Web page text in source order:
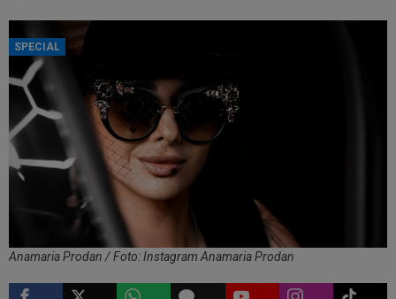
SPECIAL
Anamaria Prodan / Foto: Instagram Anamaria Prodan